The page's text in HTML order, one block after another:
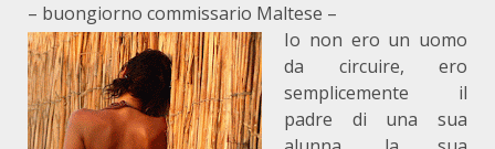
– buongiorno commissario Maltese –
Io non ero un uomo
da circuire, ero
semplicemente il
padre di una sua